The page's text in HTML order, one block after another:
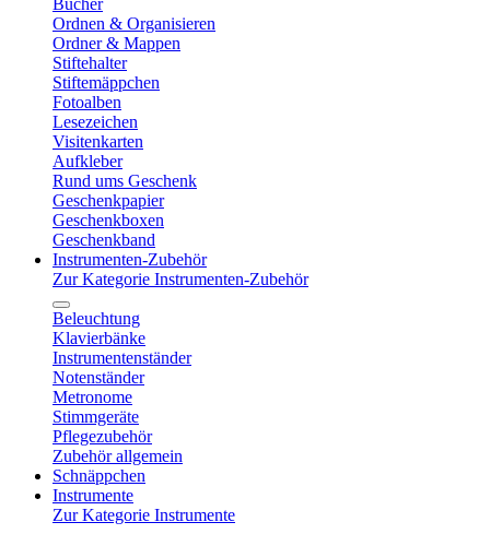
Bücher
Ordnen & Organisieren
Ordner & Mappen
Stiftehalter
Stiftemäppchen
Fotoalben
Lesezeichen
Visitenkarten
Aufkleber
Rund ums Geschenk
Geschenkpapier
Geschenkboxen
Geschenkband
Instrumenten-Zubehör
Zur Kategorie Instrumenten-Zubehör
Beleuchtung
Klavierbänke
Instrumentenständer
Notenständer
Metronome
Stimmgeräte
Pflegezubehör
Zubehör allgemein
Schnäppchen
Instrumente
Zur Kategorie Instrumente